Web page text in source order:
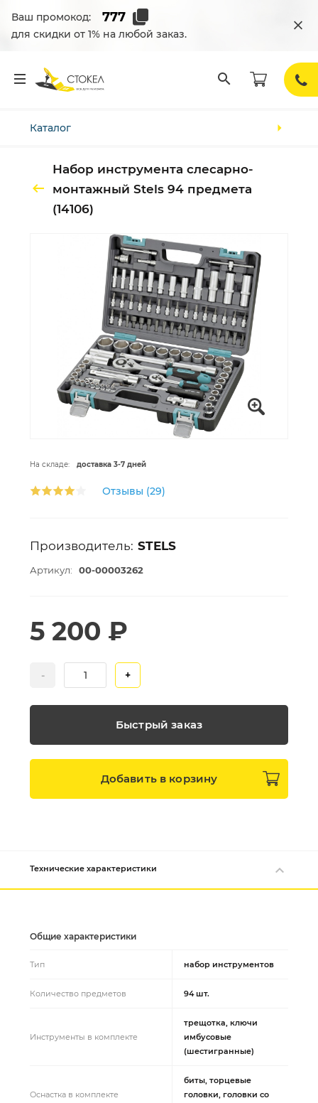
Ваш промокод:
для скидки от 1% на любой заказ.
Каталог
Набор инструмента слесарно-
монтажный Stels 94 предмета
(14106)
На складе: доставка 3-7 дней
Отзывы (29)
Производитель: STELS
Артикул: 00-00003262
- +
5 200 ₽
Быстрый заказ
Добавить в корзину
Технические характеристики
Общие характеристики
Тип набор инструментов
Количество предметов 94 шт.
Инструменты в комплекте
трещотка, ключи
имбусовые
(шестигранные)
Оснастка в комплекте
биты, торцевые
головки, головки со